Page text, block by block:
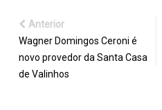
Anterior
Wagner Domingos Ceroni é
novo provedor da Santa Casa
de Valinhos